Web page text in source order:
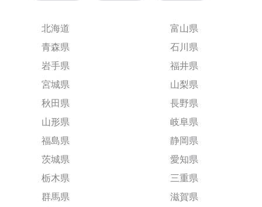
北海道
青森県
岩手県
宮城県
秋田県
山形県
福島県
茨城県
栃木県
群馬県
富山県
石川県
福井県
山梨県
長野県
岐阜県
静岡県
愛知県
三重県
滋賀県